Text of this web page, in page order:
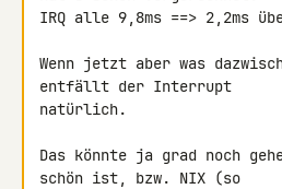
IRQ alle 9,8ms ==> 2,2ms
Wenn jetzt aber was
entfällt der Interrupt
natürlich.
Das könnte ja grad noch
schön ist, bzw. NIX (so